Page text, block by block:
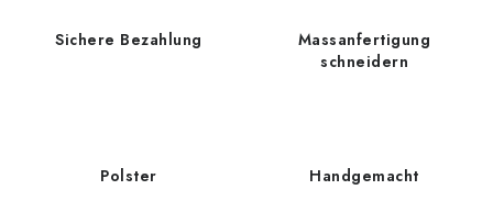
Sichere Bezahlung
Massanfertigung
schneidern
Polster Handgemacht